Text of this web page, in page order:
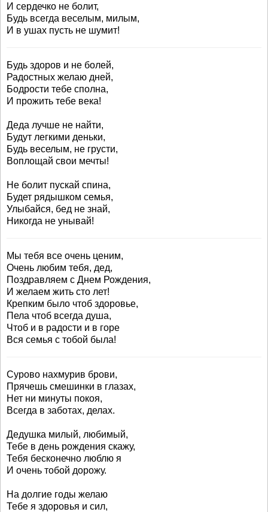
И сердечко не болит,
Будь всегда веселым, милым,
И в ушах пусть не шумит!
Будь здоров и не болей,
Радостных желаю дней,
Бодрости тебе сполна,
И прожить тебе века!
Деда лучше не найти,
Будут легкими деньки,
Будь веселым, не грусти,
Воплощай свои мечты!
Не болит пускай спина,
Будет рядышком семья,
Улыбайся, бед не знай,
Никогда не унывай!
Мы тебя все очень ценим,
Очень любим тебя, дед,
Поздравляем с Днем Рождения,
И желаем жить сто лет!
Крепким было чтоб здоровье,
Пела чтоб всегда душа,
Чтоб и в радости и в горе
Вся семья с тобой была!
Сурово нахмурив брови,
Прячешь смешинки в глазах,
Нет ни минуты покоя,
Всегда в заботах, делах.
Дедушка милый, любимый,
Тебе в день рождения скажу,
Тебя бесконечно люблю я
И очень тобой дорожу.
На долгие годы желаю
Тебе я здоровья и сил,